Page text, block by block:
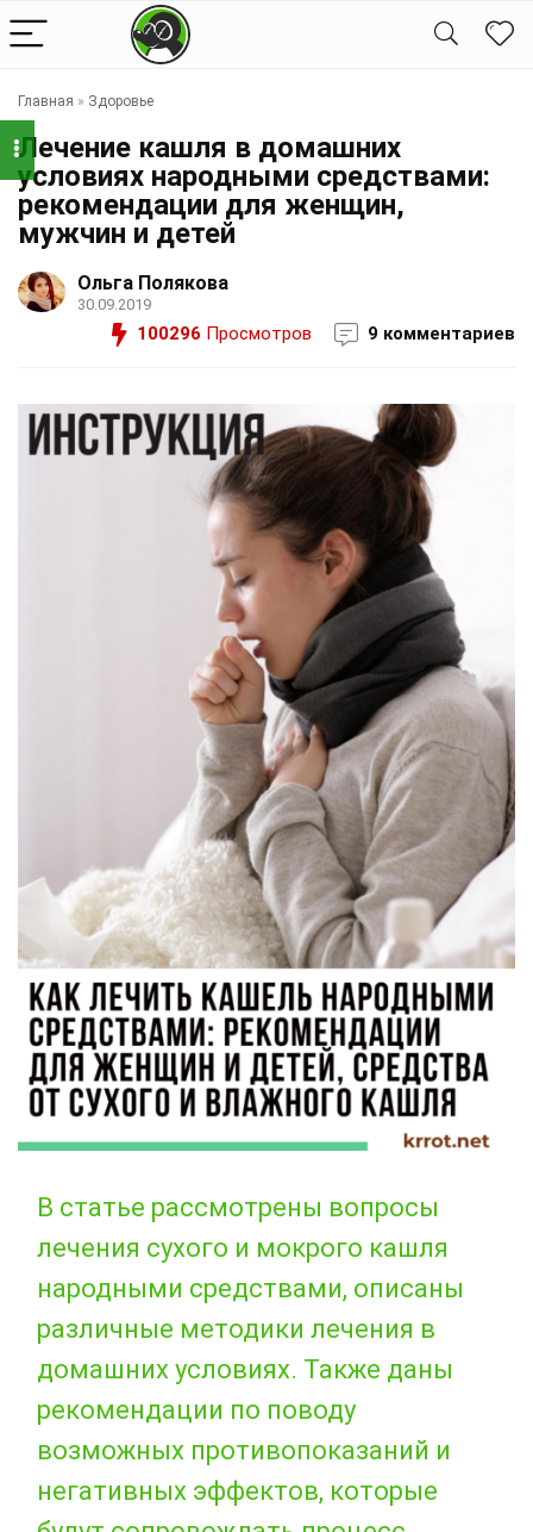
Главная » Здоровье
Лечение кашля в домашних
условиях народными средствами:
рекомендации для женщин,
мужчин и детей
Ольга Полякова
30.09.2019
100296 Просмотров 9 комментариев
В статье рассмотрены вопросы
лечения сухого и мокрого кашля
народными средствами, описаны
различные методики лечения в
домашних условиях. Также даны
рекомендации по поводу
возможных противопоказаний и
негативных эффектов, которые